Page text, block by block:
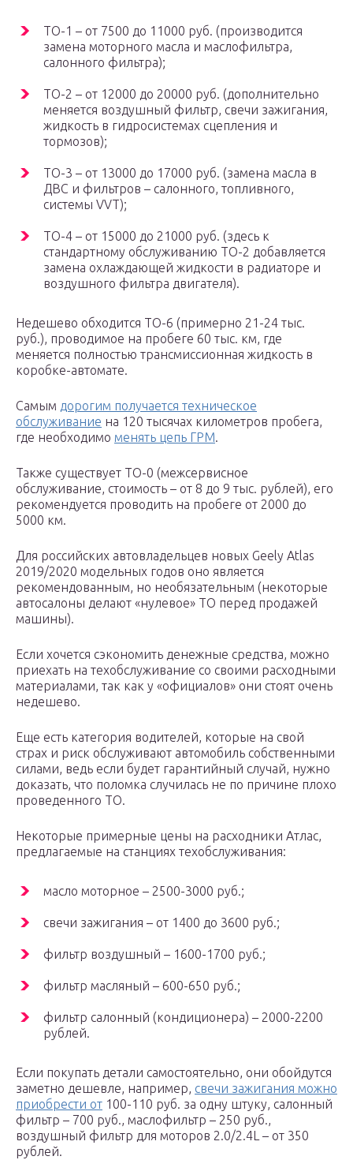
ТО-1 – от 7500 до 11000 руб. (производится
замена моторного масла и маслофильтра,
салонного фильтра);
ТО-2 – от 12000 до 20000 руб. (дополнительно
меняется воздушный фильтр, свечи зажигания,
жидкость в гидросистемах сцепления и
тормозов);
ТО-3 – от 13000 до 17000 руб. (замена масла в
ДВС и фильтров – салонного, топливного,
системы VVT);
ТО-4 – от 15000 до 21000 руб. (здесь к
стандартному обслуживанию ТО-2 добавляется
замена охлаждающей жидкости в радиаторе и
воздушного фильтра двигателя).
Недешево обходится ТО-6 (примерно 21-24 тыс.
руб.), проводимое на пробеге 60 тыс. км, где
меняется полностью трансмиссионная жидкость в
коробке-автомате.
Самым дорогим получается техническое
обслуживание на 120 тысячах километров пробега,
где необходимо менять цепь ГРМ.
Также существует ТО-0 (межсервисное
обслуживание, стоимость – от 8 до 9 тыс. рублей), его
рекомендуется проводить на пробеге от 2000 до
5000 км.
Для российских автовладельцев новых Geely Atlas
2019/2020 модельных годов оно является
рекомендованным, но необязательным (некоторые
автосалоны делают «нулевое» ТО перед продажей
машины).
Если хочется сэкономить денежные средства, можно
приехать на техобслуживание со своими расходными
материалами, так как у «официалов» они стоят очень
недешево.
Еще есть категория водителей, которые на свой
страх и риск обслуживают автомобиль собственными
силами, ведь если будет гарантийный случай, нужно
доказать, что поломка случилась не по причине плохо
проведенного ТО.
Некоторые примерные цены на расходники Атлас,
предлагаемые на станциях техобслуживания:
масло моторное – 2500-3000 руб.;
свечи зажигания – от 1400 до 3600 руб.;
фильтр воздушный – 1600-1700 руб.;
фильтр масляный – 600-650 руб.;
фильтр салонный (кондиционера) – 2000-2200
рублей.
Если покупать детали самостоятельно, они обойдутся
заметно дешевле, например, свечи зажигания можно
приобрести от 100-110 руб. за одну штуку, салонный
фильтр – 700 руб., маслофильтр – 250 руб.,
воздушный фильтр для моторов 2.0/2.4L – от 350
рублей.